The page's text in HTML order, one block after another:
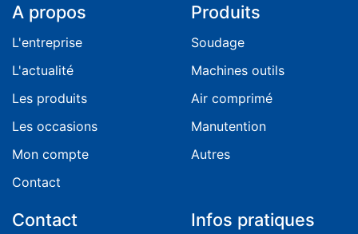
A propos
L'entreprise
L'actualité
Les produits
Les occasions
Mon compte
Contact
Produits
Soudage
Machines outils
Air comprimé
Manutention
Autres
Contact Infos pratiques